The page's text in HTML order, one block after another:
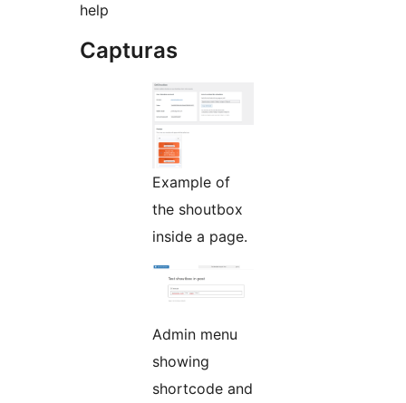
help
Capturas
Example of
the shoutbox
inside a page.
Admin menu
showing
shortcode and